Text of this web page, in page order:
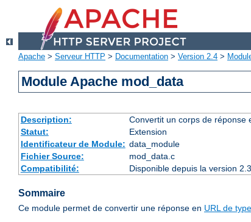
Apache > Serveur HTTP > Documentation > Version 2.4 >
Module Apache mod_data
Description:
Convertit un corps de réponse
Statut:
Extension
Identificateur de Module: data_module
Fichier Source:
mod_data.c
Compatibilité:
Disponible depuis la version
Sommaire
Ce module permet de convertir une réponse en URL de